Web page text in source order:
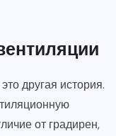
это другая история.
от градирен,